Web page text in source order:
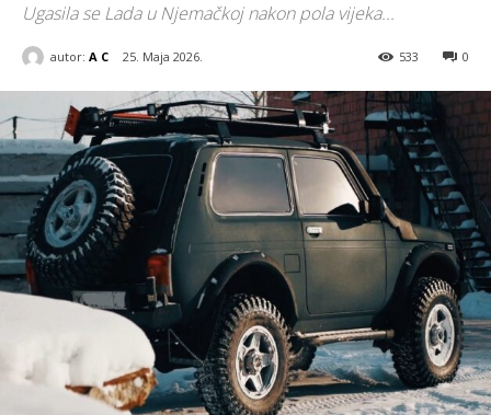
Ugasila se Lada u Njemačkoj nakon pola vijeka...
autor: A C 25. Maja 2026. 0
533